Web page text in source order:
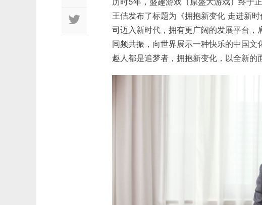
王佶发布了标题为《拥抱新变化 走进新
司迈入新时代，拥有更广阔的发展平台
同频共振，向世界展示一种快乐的中国
趣人都是追梦者，拥抱新变化，以全新的